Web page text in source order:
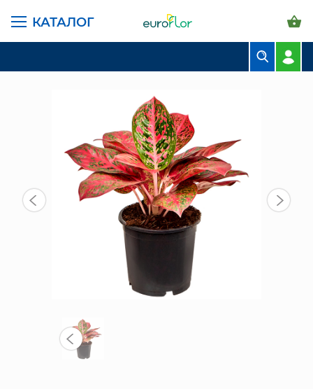
КАТАЛОГ
ЦВЕТЫ В ПАЧКАХ
СВАДЕБНАЯ ФЛОРИСТИКА
КОМНАТНЫЕ РАСТЕНИЯ
ГОРШКИ И КАШПО
ГРУНТЫ И УДОБРЕНИЯ
ПРЕДМЕТЫ ИНТЕРЬЕРА
ГЛАВНАЯ СТРАНИЦА КАТАЛОГ
КОМНАТНЫЕ РАСТЕНИЯ